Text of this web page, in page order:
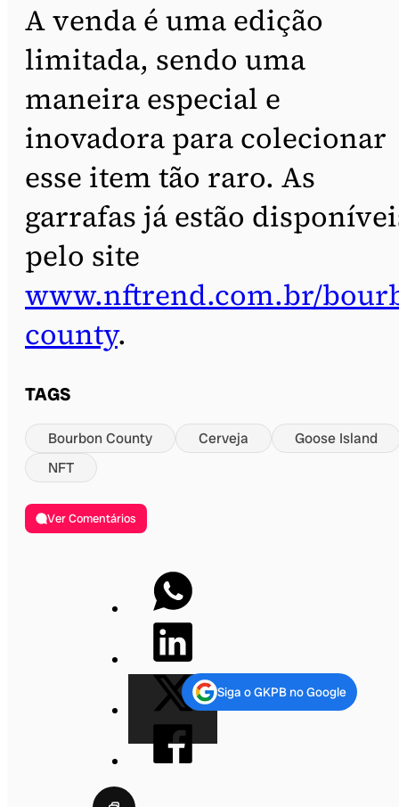
A venda é uma edição
limitada, sendo uma
maneira especial e
inovadora para colecionar
esse item tão raro. As
garrafas já estão
pelo site
www.nftrend.com.br/
county.
TAGS
Bourbon County Cerveja
Goose Island
NFT
Ver Comentários
Siga o GKPB no Google